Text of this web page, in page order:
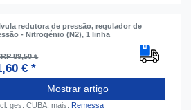
redutora de pressão, regulador de
- Nitrogénio (N2), 1 linha
89,50 €
€ *
Mostrar artigo
ges. CUBA. mais. Remessa